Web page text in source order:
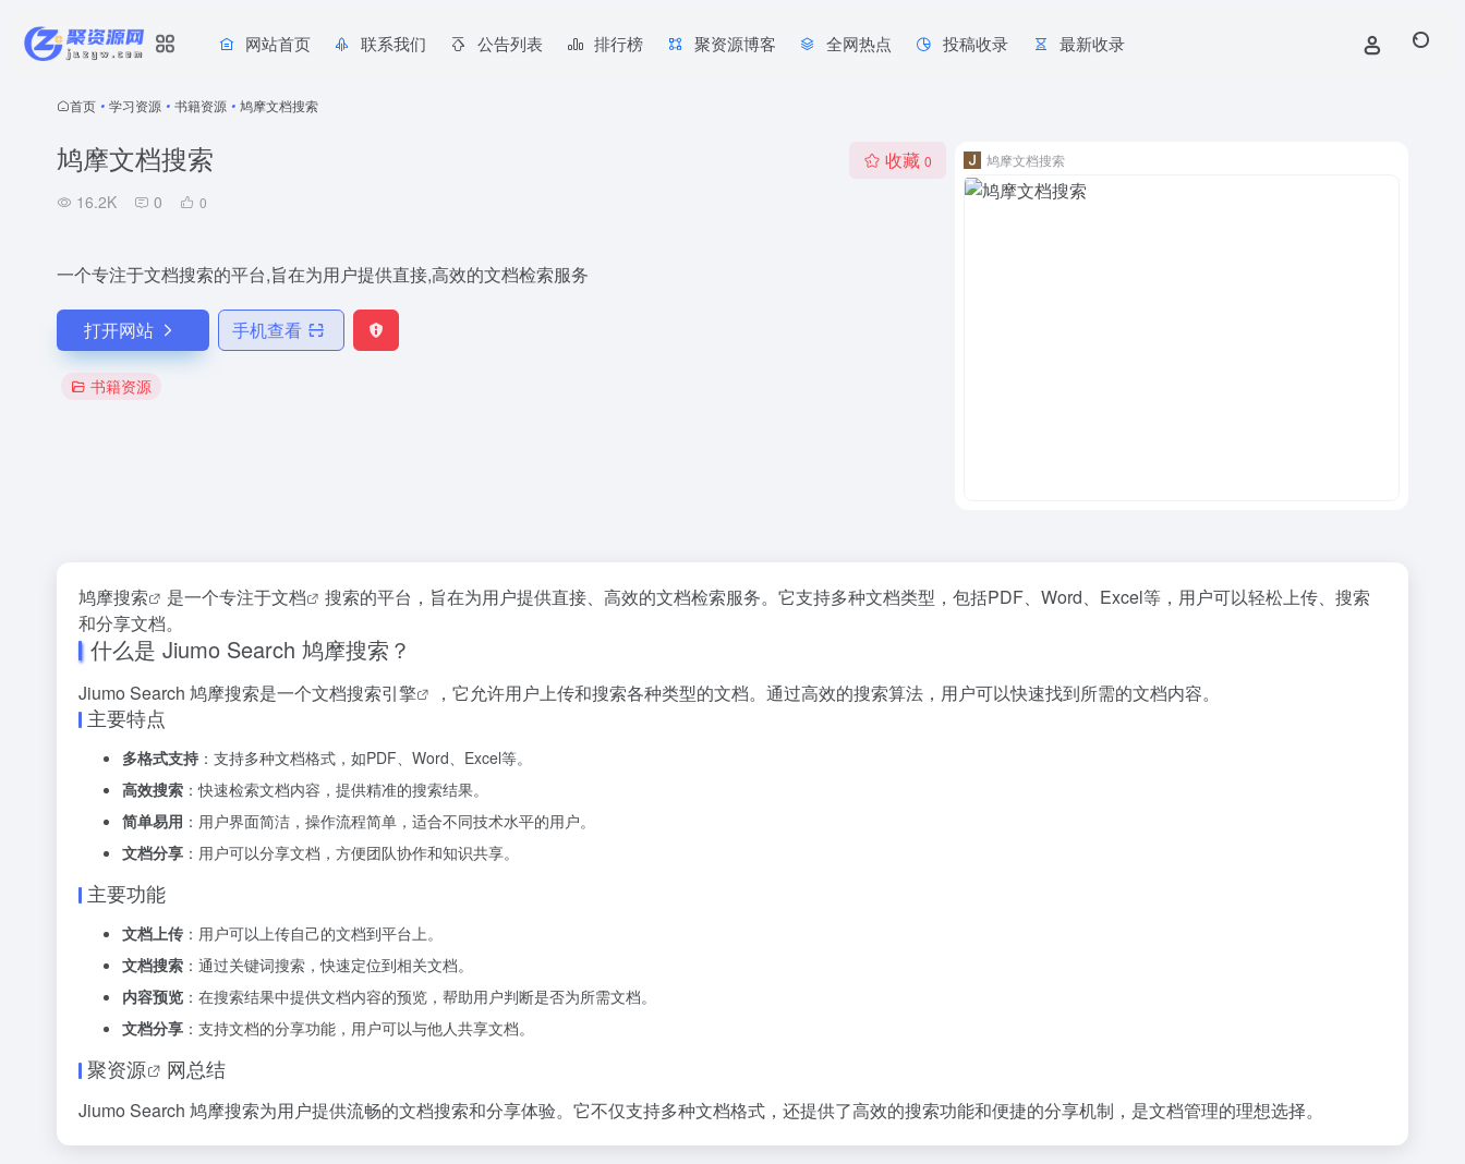
网站首页 联系我们 公告列表 排行榜 聚资源博客 全网热点 投稿收录 最新收录
首页 • 学习资源 • 书籍资源 • 鸠摩文档搜索
鸠摩文档搜索
16.2K 0 0
收藏 0
一个专注于文档搜索的平台,旨在为用户提供直接,高效的文档检索服务
打开网站 手机查看
书籍资源
鸠摩文档搜索
鸠摩搜索 是一个专注于文档
搜索的平台，旨在为用户提供直接、高效的文档检索服务。它支持多种文档类型，包括PDF、Word、Excel等，用户可以轻松上传、搜索
和分享文档。
什么是 Jiumo Search 鸠摩搜索？
Jiumo Search 鸠摩搜索是一个文档搜索引擎 ，它允许用户上传和搜索各种类型的文档。通过高效的搜索算法，用户可以快速找到所需的文档内容。
主要特点
多格式支持 ：支持多种文档格式，如PDF、Word、Excel等。
高效搜索 ：快速检索文档内容，提供精准的搜索结果。
简单易用 ：用户界面简洁，操作流程简单，适合不同技术水平的用户。
文档分享 ：用户可以分享文档，方便团队协作和知识共享。
主要功能
文档上传 ：用户可以上传自己的文档到平台上。
文档搜索 ：通过关键词搜索，快速定位到相关文档。
内容预览 ：在搜索结果中提供文档内容的预览，帮助用户判断是否为所需文档。
文档分享 ：支持文档的分享功能，用户可以与他人共享文档。
聚资源 网总结
Jiumo Search 鸠摩搜索为用户提供流畅的文档搜索和分享体验。它不仅支持多种文档格式，还提供了高效的搜索功能和便捷的分享机制，是文档管理的理想选择。